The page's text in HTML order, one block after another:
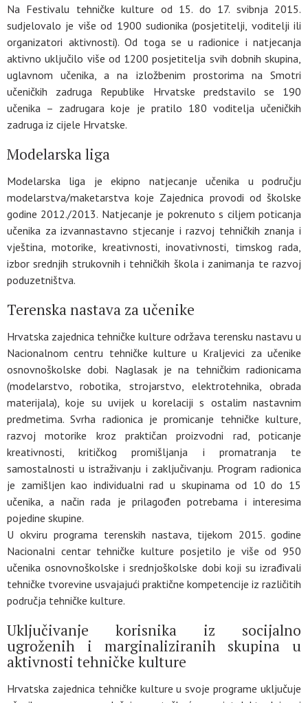
Na Festivalu tehničke kulture od 15. do 17. svibnja 2015.
sudjelovalo je više od 1900 sudionika (posjetitelji, voditelji ili
organizatori aktivnosti). Od toga se u radionice i natjecanja
aktivno uključilo više od 1200 posjetitelja svih dobnih skupina,
uglavnom učenika, a na izložbenim prostorima na Smotri
učeničkih zadruga Republike Hrvatske predstavilo se 190
učenika – zadrugara koje je pratilo 180 voditelja učeničkih
zadruga iz cijele Hrvatske.
Modelarska liga
Modelarska liga je ekipno natjecanje učenika u području
modelarstva/maketarstva koje Zajednica provodi od školske
godine 2012./2013. Natjecanje je pokrenuto s ciljem poticanja
učenika za izvannastavno stjecanje i razvoj tehničkih znanja i
vještina, motorike, kreativnosti, inovativnosti, timskog rada,
izbor srednjih strukovnih i tehničkih škola i zanimanja te razvoj
poduzetništva.
Terenska nastava za učenike
Hrvatska zajednica tehničke kulture održava terensku nastavu u
Nacionalnom centru tehničke kulture u Kraljevici za učenike
osnovnoškolske dobi. Naglasak je na tehničkim radionicama
(modelarstvo, robotika, strojarstvo, elektrotehnika, obrada
materijala), koje su uvijek u korelaciji s ostalim nastavnim
predmetima. Svrha radionica je promicanje tehničke kulture,
razvoj motorike kroz praktičan proizvodni rad, poticanje
kreativnosti, kritičkog promišljanja i promatranja te
samostalnosti u istraživanju i zaključivanju. Program radionica
je zamišljen kao individualni rad u skupinama od 10 do 15
učenika, a način rada je prilagođen potrebama i interesima
pojedine skupine.
U okviru programa terenskih nastava, tijekom 2015. godine
Nacionalni centar tehničke kulture posjetilo je više od 950
učenika osnovnoškolske i srednjoškolske dobi koji su izrađivali
tehničke tvorevine usvajajući praktične kompetencije iz različitih
područja tehničke kulture.
Uključivanje korisnika iz socijalno
ugroženih i marginaliziranih skupina u
aktivnosti tehničke kulture
Hrvatska zajednica tehničke kulture u svoje programe uključuje